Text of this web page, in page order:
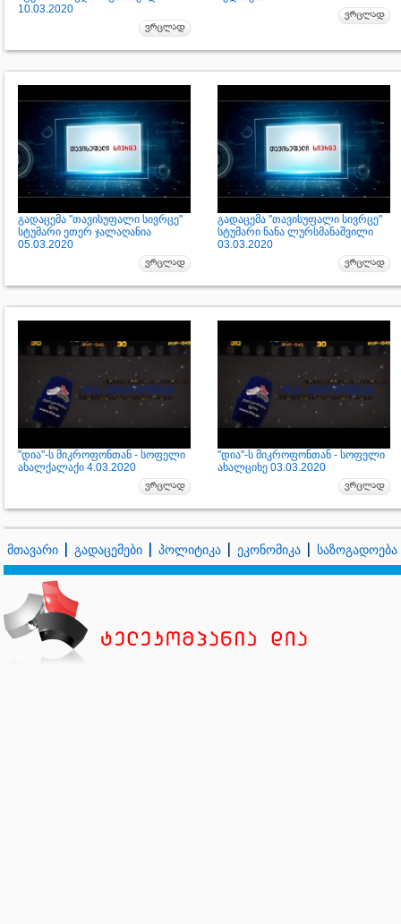
10.03.2020
გადაცემა "თავისუფალი სივრცე"
სტუმარი ეთერ ჯალაღანია
05.03.2020
გადაცემა "თავისუფალი სივრცე"
სტუმარი ნანა ლურსმანაშვილი
03.03.2020
"დია"-ს მიკროფონთან - სოფელი
ახალქალაქი 4.03.2020
"დია"-ს მიკროფონთან - სოფელი
ახალციხე 03.03.2020
მთავარი გადაცემები პოლიტიკა ეკონომიკა საზოგადოება